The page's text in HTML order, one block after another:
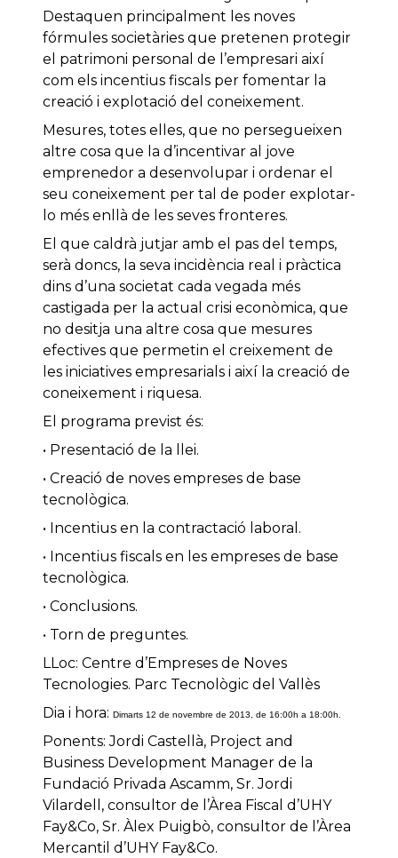
Destaquen principalment les noves
fórmules societàries que pretenen protegir
el patrimoni personal de l’empresari així
com els incentius fiscals per fomentar la
creació i explotació del coneixement.
Mesures, totes elles, que no persegueixen
altre cosa que la d’incentivar al jove
emprenedor a desenvolupar i ordenar el
seu coneixement per tal de poder explotar-
lo més enllà de les seves fronteres.
El que caldrà jutjar amb el pas del temps,
serà doncs, la seva incidència real i pràctica
dins d’una societat cada vegada més
castigada per la actual crisi econòmica, que
no desitja una altre cosa que mesures
efectives que permetin el creixement de
les iniciatives empresarials i així la creació de
coneixement i riquesa.
El programa previst és:
• Presentació de la llei.
• Creació de noves empreses de base
tecnològica.
• Incentius en la contractació laboral.
• Incentius fiscals en les empreses de base
tecnològica.
• Conclusions.
• Torn de preguntes.
LLoc: Centre d’Empreses de Noves
Tecnologies. Parc Tecnològic del Vallès
Dia i hora: Dimarts 12 de novembre de 2013, de 16:00h a 18:00h.
Ponents: Jordi Castellà, Project and
Business Development Manager de la
Fundació Privada Ascamm, Sr. Jordi
Vilardell, consultor de l’Àrea Fiscal d’UHY
Fay&Co, Sr. Àlex Puigbò, consultor de l’Àrea
Mercantil d’UHY Fay&Co.